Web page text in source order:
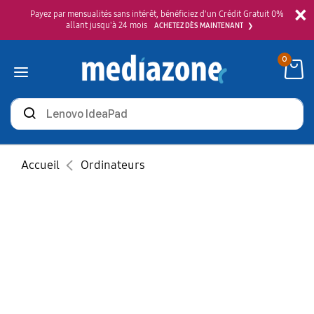
×
Payez par mensualités sans intérêt, bénéficiez d'un Crédit Gratuit 0%
allant jusqu'à 24 mois
ACHETEZ DÈS MAINTENANT
Rechercher
des
produits
0
Accueil Ordinateurs